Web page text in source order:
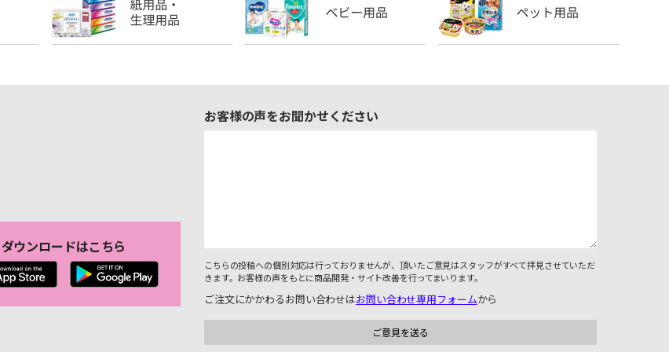
ダウンロードはこちら
お客様の声をお聞かせください
こちらの投稿への個別対応は行っておりませんが、頂いたご意見はスタッフがすべて拝見させていただ
きます。お客様の声をもとに商品開発・サイト改善を行ってまいります。
ご注文にかかわるお問い合わせはお問い合わせ専用フォームから